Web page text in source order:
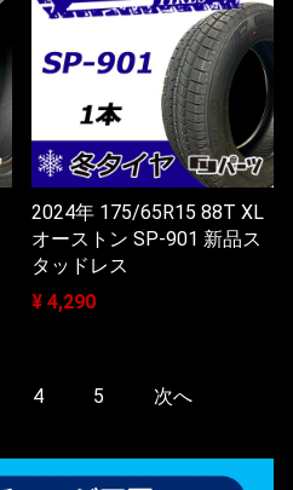
2024年 175/65R15 88T XL
オーストン SP-901 新品ス
タッドレス
¥ 4,290
4 5 次へ